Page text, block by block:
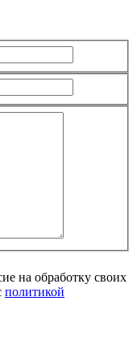
на обработку своих
политикой